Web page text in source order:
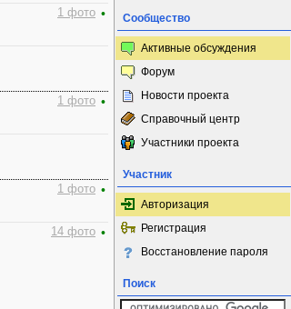
1 фото •
1 фото •
1 фото •
14 фото •
Сообщество
Активные обсуждения
Форум
Новости проекта
Справочный центр
Участники проекта
Участник
Авторизация
Регистрация
Восстановление пароля
Поиск